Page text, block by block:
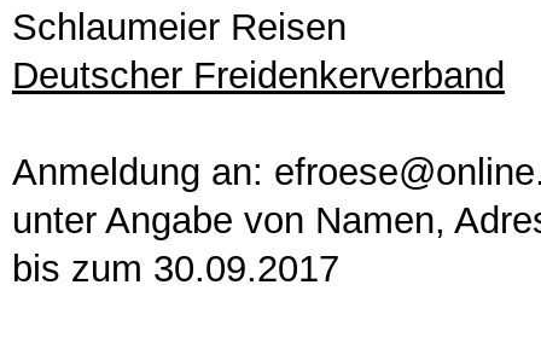
Schlaumeier Reisen
Deutscher Freidenkerverband
Anmeldung an:
unter Angabe von Namen,
bis zum 30.09.2017